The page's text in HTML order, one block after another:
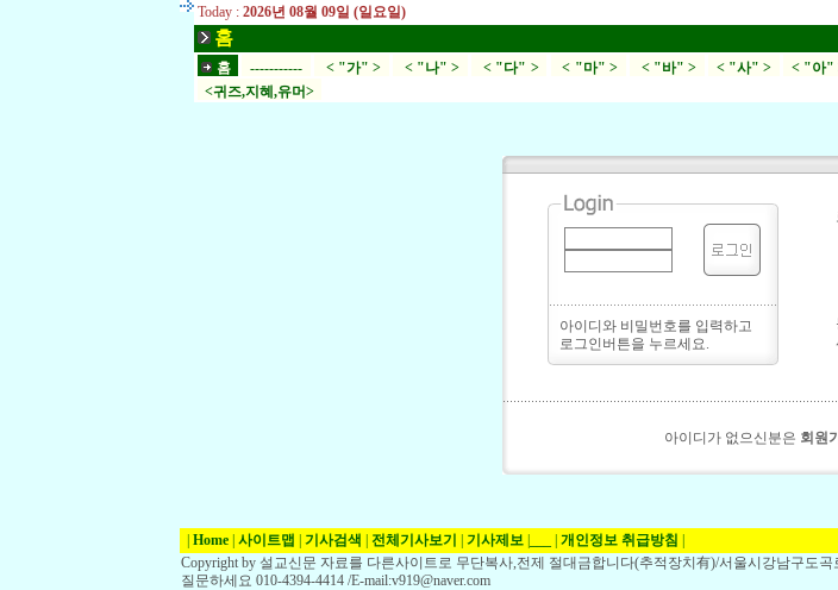
Today : 2026년 08월 09일 (일요일)
홈
홈
----------- < "가" > < "나" > < "다" > < "마" > < "바" > < "사" > < "아"
<귀즈,지혜,유머>
아이디와 비밀번호를 입력하고
로그인버튼을 누르세요.
아이디가 없으신분은 회원
Home 사이트맵 기사검색 전체기사보기 기사제보 개인정보 취급방침
Copyright by 설교신문 자료를 다른사이트로 무단복사,전제 절대금합니다(추적장치有)/서울시강남구도
질문하세요 010-4394-4414 /E-mail:v919@naver.com